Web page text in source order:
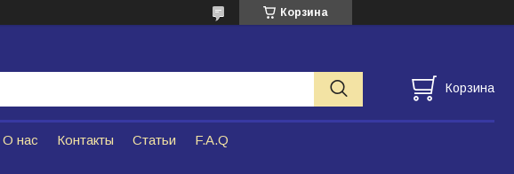
Корзина
Корзина
О нас Контакты Статьи F.A.Q